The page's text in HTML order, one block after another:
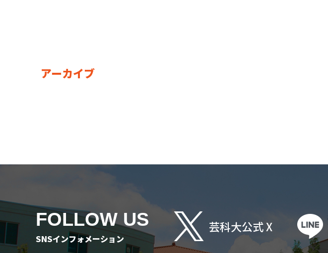
アーカイブ
FOLLOW US
SNSインフォメーション
芸科大公式 X